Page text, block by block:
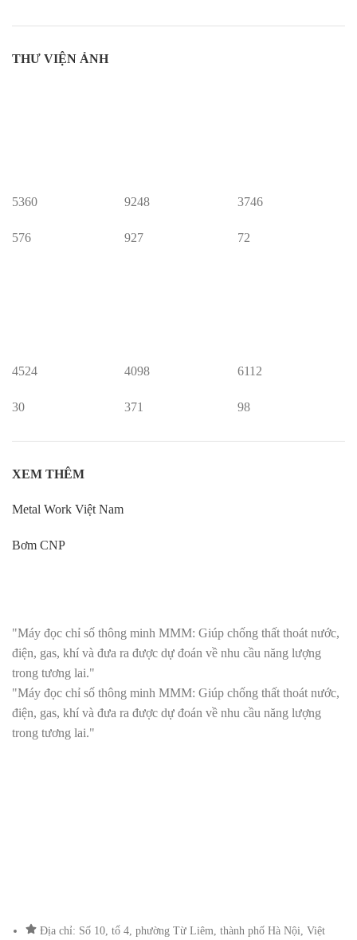
THƯ VIỆN ẢNH
5360
576
9248
927
3746
72
4524
30
4098
371
6112
98
XEM THÊM
Metal Work Việt Nam
Bơm CNP
"Máy đọc chỉ số thông minh MMM: Giúp chống thất thoát nước,
điện, gas, khí và đưa ra được dự đoán về nhu cầu năng lượng
trong tương lai."
"Máy đọc chỉ số thông minh MMM: Giúp chống thất thoát nước,
điện, gas, khí và đưa ra được dự đoán về nhu cầu năng lượng
trong tương lai."
Địa chỉ: Số 10, tổ 4, phường Từ Liêm, thành phố Hà Nội, Việt